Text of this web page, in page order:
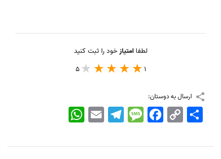
لطفاامتیازخود را ثبت کنید
1
5
ارسال به دوستان:
WhatsApp EmailTelegramMessageFacebook Copy
Link
اشتراک